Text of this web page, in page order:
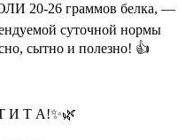
20-26 граммов белка, —
суточной нормы
сытно и полезно! 👍
И Т А!✨🌿